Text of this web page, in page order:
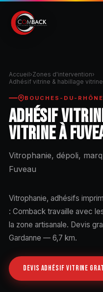
Accueil›Zones d'intervention›
Adhésif vitrine & habillage
BOUCHES-DU-
ADHÉSIF
VITRINE À
Vitrophanie, dépoli,
Fuveau
Vitrophanie, adhésifs
: Comback travaille avec
la zone artisanale. Devis
Gardanne — 6,7 km.
DEVIS ADHÉSIF VITRINE